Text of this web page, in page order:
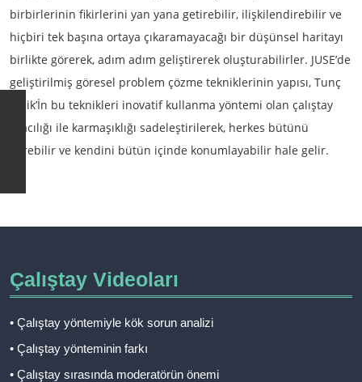
birbirlerinin fikirlerini yan yana getirebilir, ilişkilendirebilir ve
hiçbiri tek başına ortaya çıkaramayacağı bir düşünsel haritayı
birlikte görerek, adım adım geliştirerek oluşturabilirler. JUSE’de
geliştirilmiş göresel problem çözme tekniklerinin yapısı, Tunç
Çelik’İn bu teknikleri inovatif kullanma yöntemi olan çalıştay
aracılığı ile karmaşıklığı sadeleştirilerek, herkes bütünü
görebilir ve kendini bütün içinde konumlayabilir hale gelir.
Çalıştay Videoları
• Çalıştay yöntemiyle kök sorun analizi
• Çalıştay yönteminin farkı
• Çalıştay sırasında moderatörün önemi